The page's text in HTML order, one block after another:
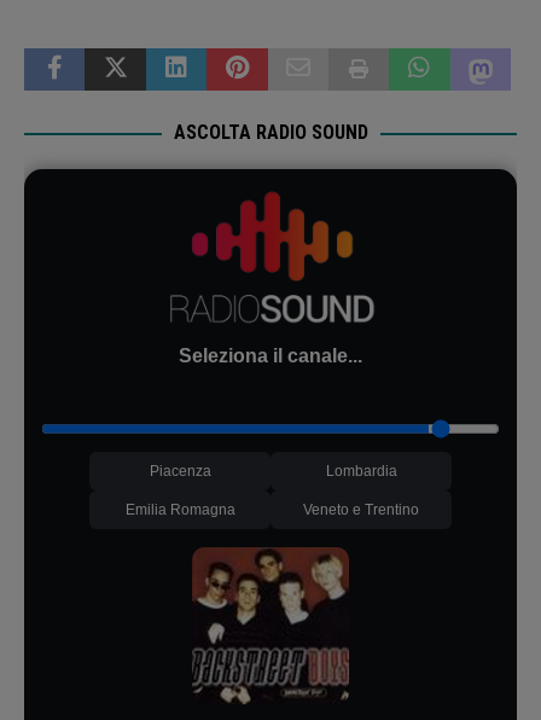
ASCOLTA RADIO SOUND
Seleziona il canale...
Piacenza Lombardia
Emilia Romagna Veneto e Trentino